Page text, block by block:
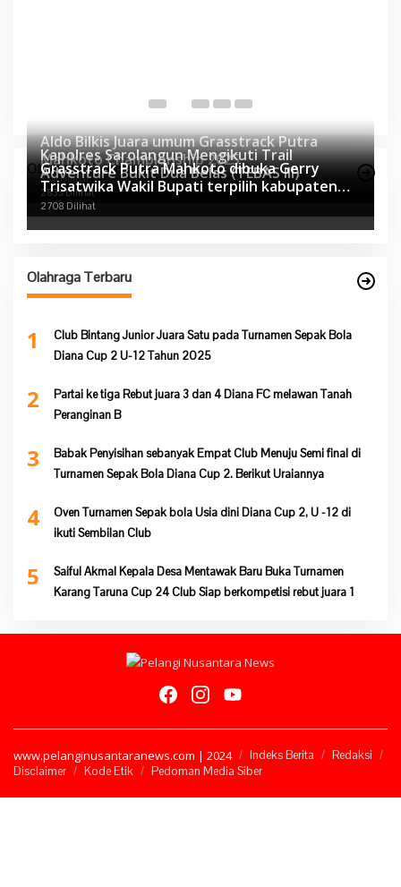
Otomotif Terpopuler
Aldo Bilkis Juara umum Grasstrack Putra
Mahkoto Championship 2025
3101 Dilihat
Kapolres Sarolangun Mengikuti Trail
Adventure Bukit Dua Belas (TEBAS III)
2833 Dilihat
Grasstrack Putra Mahkoto dibuka Gerry
Trisatwika Wakil Bupati terpilih kabupaten
Sarolangun
2708 Dilihat
Olahraga Terbaru
1
Club Bintang Junior Juara Satu pada Turnamen Sepak Bola
Diana Cup 2 U-12 Tahun 2025
2
Partai ke tiga Rebut juara 3 dan 4 Diana FC melawan Tanah
Peranginan B
3
Babak Penyisihan sebanyak Empat Club Menuju Semi final di
Turnamen Sepak Bola Diana Cup 2. Berikut Uraiannya
4
Oven Turnamen Sepak bola Usia dini Diana Cup 2, U -12 di
ikuti Sembilan Club
5
Saiful Akmal Kepala Desa Mentawak Baru Buka Turnamen
Karang Taruna Cup 24 Club Siap berkompetisi rebut juara 1
www.pelanginusantaranews.com | 2024 Indeks Berita
Redaksi
Disclaimer
Kode Etik Pedoman Media Siber